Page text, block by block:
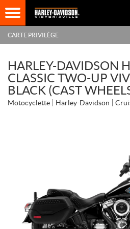
CARTE PRIVILÈGE
HARLEY-DAVIDSON
CLASSIC TWO-UP
BLACK (CAST
Motocyclette Harley-Davidson